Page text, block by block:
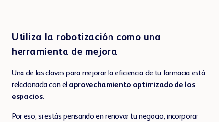
Utiliza la robotización como una
herramienta de mejora
Una de las claves para mejorar la eficiencia de tu farmacia está
relacionada con el aprovechamiento optimizado de los
espacios.
Por eso, si estás pensando en renovar tu negocio, incorporar